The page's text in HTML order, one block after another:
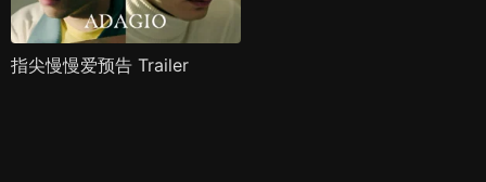
指尖慢慢爱预告 Trailer